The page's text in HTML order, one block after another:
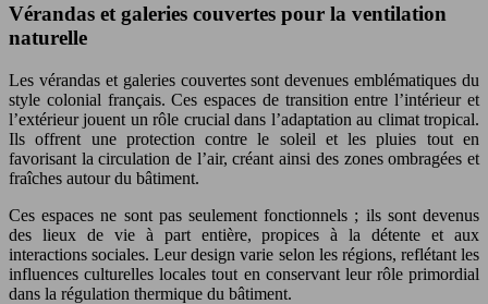
Vérandas et galeries couvertes pour la ventilation
naturelle
Les vérandas et galeries couvertes sont devenues emblématiques du
style colonial français. Ces espaces de transition entre l’intérieur et
l’extérieur jouent un rôle crucial dans l’adaptation au climat tropical.
Ils offrent une protection contre le soleil et les pluies tout en
favorisant la circulation de l’air, créant ainsi des zones ombragées et
fraîches autour du bâtiment.
Ces espaces ne sont pas seulement fonctionnels ; ils sont devenus
des lieux de vie à part entière, propices à la détente et aux
interactions sociales. Leur design varie selon les régions, reflétant les
influences culturelles locales tout en conservant leur rôle primordial
dans la régulation thermique du bâtiment.